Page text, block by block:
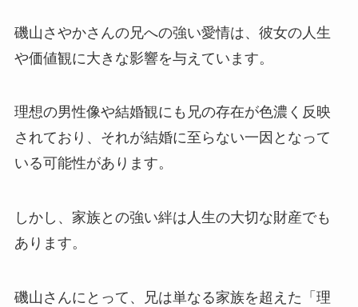
磯山さやかさんの兄への強い愛情は、彼女の人生
や価値観に大きな影響を与えています。
理想の男性像や結婚観にも兄の存在が色濃く反映
されており、それが結婚に至らない一因となって
いる可能性があります。
しかし、家族との強い絆は人生の大切な財産でも
あります。
磯山さんにとって、兄は単なる家族を超えた「理